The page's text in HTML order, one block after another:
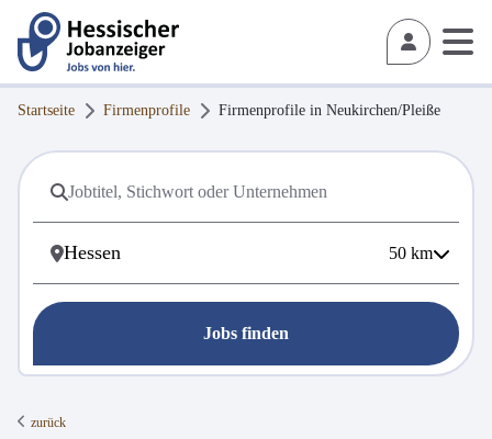
Startseite Firmenprofile Firmenprofile in Neukirchen/Pleiße
50 km
Jobs finden
zurück